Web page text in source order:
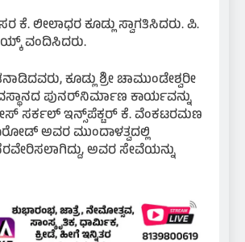
ಕೆ. ಲೀಲಾಧರ ಕೂಡ್ಲು ಸ್ವಾಗತಿಸಿದರು. ಪಿ.
ವಂದಿಸಿದರು.
ಕೂಡ್ಲು ಶ್ರೀ ಚಾಮುಂಡೇಶ್ವರೀ
ಪುನರ್‌ನಿರ್ಮಾಣ ಕಾರ್ಯವನ್ನು
ಸರ್ಕಲ್ ಇನ್ಸ್‌ಪೆಕ್ಟರ್ ಕೆ. ವೆಂಕಟರಮಣ
ಅವರ ಮುಂದಾಳತ್ವದಲ್ಲಿ
ಅವರ ಸೇವೆಯನ್ನು